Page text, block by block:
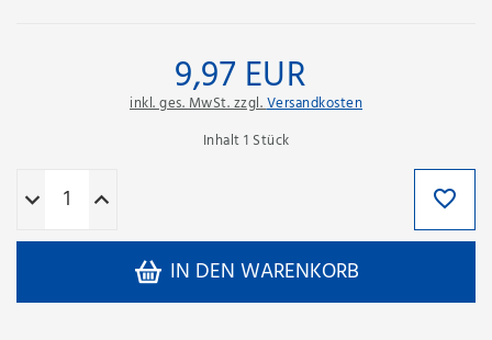
9,97 EUR
inkl. ges. MwSt. zzgl.Versandkosten
Inhalt1 Stück
IN DEN WARENKORB